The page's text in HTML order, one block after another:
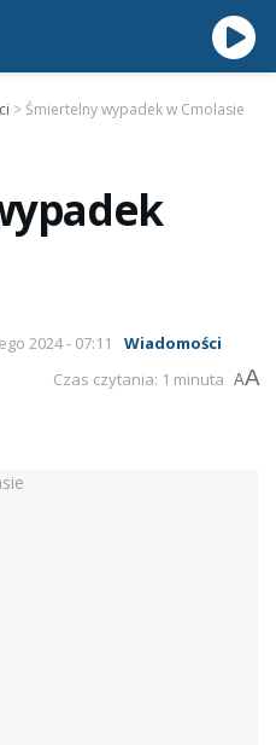
>Śmiertelny wypadek w Cmolasie
2024 - 07:11
Wiadomości
Czas czytania: 1 minuta AA